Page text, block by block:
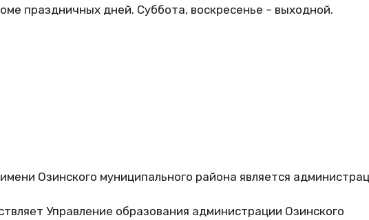
праздничных дней. Суббота, воскресенье – выходной.
Озинского муниципального района является
Управление образования администрации Озинского